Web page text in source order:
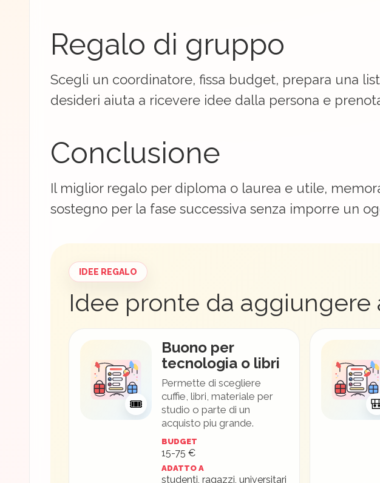
Regalo di gruppo
Scegli un coordinatore, fissa budget, prepara una
desideri aiuta a ricevere idee dalla persona e
Conclusione
Il miglior regalo per diploma o laurea e utile,
sostegno per la fase successiva senza imporre un
IDEE REGALO
Idee pronte da aggiungere
🎟
Buono per
tecnologia o libri
Permette di scegliere
cuffie, libri, materiale per
studio o parte di un
acquisto piu grande.
BUDGET
15-75 €
ADATTO A
studenti, ragazzi, universitari